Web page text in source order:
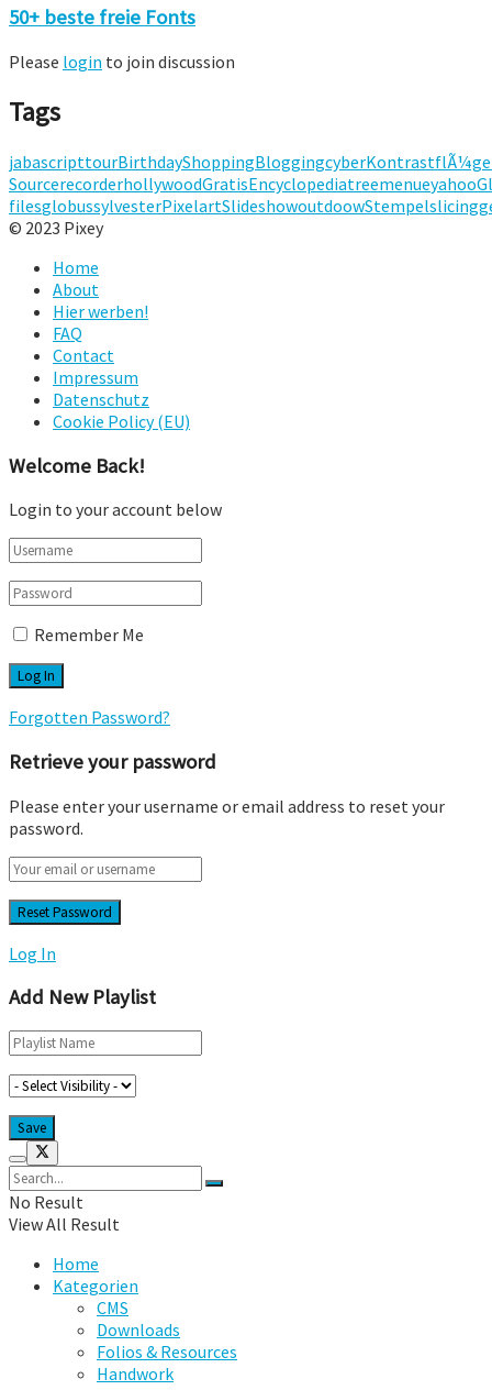
50+ beste freie Fonts
Please login to join discussion
Tags
jabascripttourBirthdayShoppingBloggingcyberKontrast
SourcerecorderhollywoodGratisEncyclopediatreemenueyahoo
filesglobussylvesterPixelartSlideshowoutdoowStempelslicing
© 2023 Pixey
Home
About
Hier werben!
FAQ
Contact
Impressum
Datenschutz
Cookie Policy (EU)
Welcome Back!
Login to your account below
Remember Me
Forgotten Password?
Retrieve your password
Please enter your username or email address to reset your
password.
Log In
Add New Playlist
No Result
View All Result
Home
Kategorien
CMS
Downloads
Folios & Resources
Handwork